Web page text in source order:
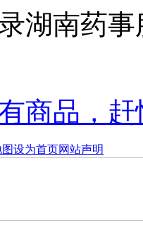
录湖南药
商品，
设为首页网站声明